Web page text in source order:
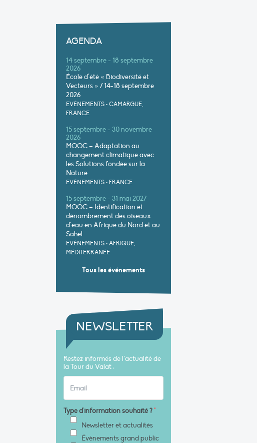
AGENDA
14 septembre - 18 septembre
2026
École d’été « Biodiversité et
Vecteurs » / 14-18 septembre
2026
EVÉNEMENTS • CAMARGUE,
FRANCE
15 septembre - 30 novembre
2026
MOOC – Adaptation au
changement climatique avec
les Solutions fondée sur la
Nature
EVÉNEMENTS • FRANCE
15 septembre - 31 mai 2027
MOOC – Identification et
dénombrement des oiseaux
d’eau en Afrique du Nord et au
Sahel
EVÉNEMENTS • AFRIQUE,
MÉDITERRANÉE
Tous les événements
NEWSLETTER
Restez informés de l’actualité de
la Tour du Valat :
Type d'information souhaité ?*
Newsletter et actualités
Évènements grand public